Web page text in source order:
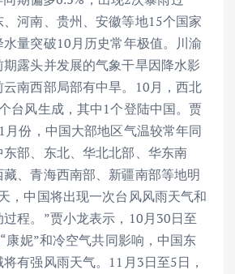
河南、贵州、安徽等地15个国家
量突破10月历史常年极值。川渝
露头并发展的气象干旱因降水影
南西部局部有中旱。10月，西北
台风生成，其中1个登陆中国。贾
份，中国大部地区气温较常年同
部、东北、华北北部、华东南
、青海西南部、新疆南部等地明
，中国将出现一次台风风雨天气和
程。”贾小龙表示，10月30日至
康妮”和冷空气共同影响，中国东
有强风雨天气。11月3日至5日，